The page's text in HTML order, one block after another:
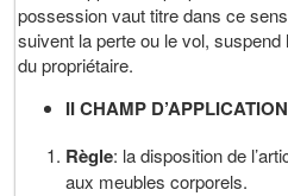
possession vaut titre dans ce
suivent la perte ou le vol, suspend
du propriétaire.
II CHAMP D’APPLICATION
Règle: la disposition de
aux meubles corporels.